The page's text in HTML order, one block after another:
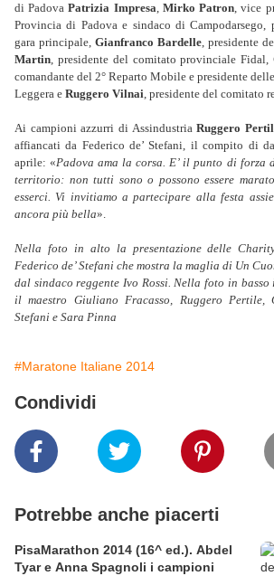
di PadovaPatrizia Impresa, Mirko Patron, vice
Provincia di Padova e sindaco di
gara principale, Gianfranco Bardelle, presidente
Martin, presidente del comitato provinciale Fidal,
comandante del 2° Reparto Mobile e presidente
Leggera e Ruggero Vilnai, presidente del comitato
Ai campioni azzurri di AssindustriaRuggero
affiancati da Federico de’ Stefani, il compito di
aprile: «Padova ama la corsa. E’ il punto di forza
territorio: non tutti sono o possono essere
esserci. Vi invitiamo a partecipare alla festa
ancora più bella».
Nella foto in alto la presentazione delle
Federico de’ Stefani che mostra la maglia di Un
dal sindaco reggente Ivo Rossi. Nella foto in
il maestro Giuliano Fracasso, Ruggero Pertile,
Stefani e Sara Pinna
#Maratone Italiane 2014
Condividi
Potrebbe anche piacerti
PisaMarathon 2014 (16^ ed.). Abdel
Tyar e Anna Spagnoli i campioni